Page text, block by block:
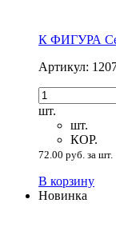
К ФИГУРА
Артикул:
шт.
шт.
КОР.
72.00 руб. за шт.
В корзину
Новинка